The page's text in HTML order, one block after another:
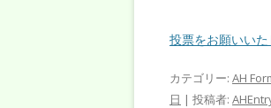
投票をお願いい
カテゴリー: AH
日 | 投稿者: